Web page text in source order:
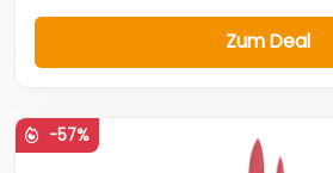
Zum Deal
-57%